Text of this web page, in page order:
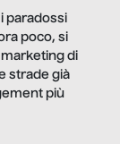
paradossi
poco, si
di
strade già
più